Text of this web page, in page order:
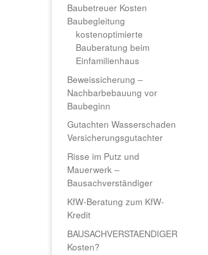
Baubetreuer Kosten
Baubegleitung
kostenoptimierte
Bauberatung beim
Einfamilienhaus
Beweissicherung –
Nachbarbebauung vor
Baubeginn
Gutachten Wasserschaden
Versicherungsgutachter
Risse im Putz und
Mauerwerk –
Bausachverständiger
KfW-Beratung zum KfW-
Kredit
BAUSACHVERSTAENDIGER
Kosten?